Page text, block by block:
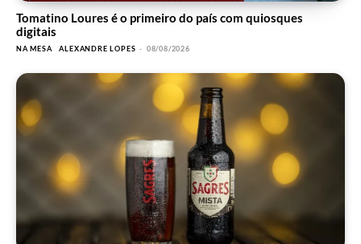
Tomatino Loures é o primeiro do país com quiosques
digitais
NA MESA ALEXANDRE LOPES - 08/08/2026